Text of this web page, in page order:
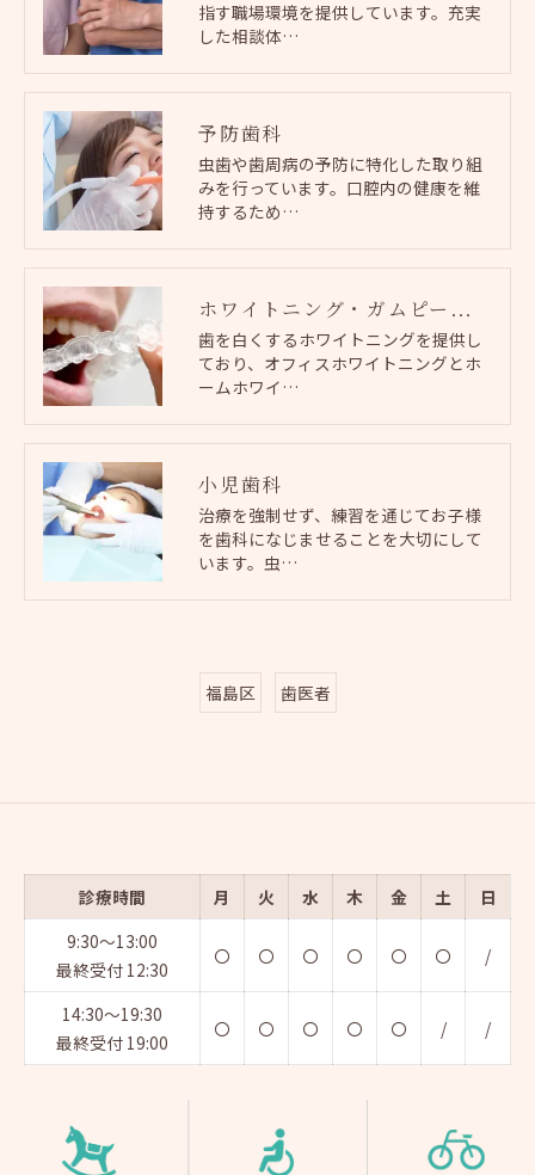
指す職場環境を提供しています。充実
した相談体…
予防歯科
虫歯や歯周病の予防に特化した取り組
みを行っています。口腔内の健康を維
持するため…
ホワイトニング・ガムピーリング
歯を白くするホワイトニングを提供し
ており、オフィスホワイトニングとホ
ームホワイ…
小児歯科
治療を強制せず、練習を通じてお子様
を歯科になじませることを大切にして
います。虫…
福島区 歯医者
診療時間 月 火 水 木 金 土
日
9:30～13:00
最終受付 12:30
〇 〇 〇 〇 〇 〇 /
14:30～19:30
最終受付 19:00
〇 〇 〇 〇 〇 / /